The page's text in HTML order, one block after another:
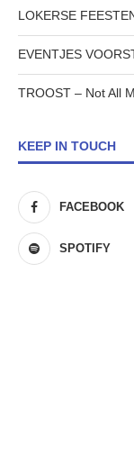
LOKERSE
EVENTJES
TROOST – Not All
KEEP IN TOUCH
FACEBOOK
SPOTIFY